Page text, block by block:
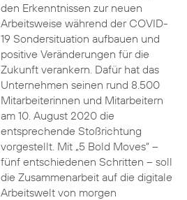
den Erkenntnissen zur neuen
Arbeitsweise während der COVID-
19 Sondersituation aufbauen und
positive Veränderungen für die
Zukunft verankern. Dafür hat das
Unternehmen seinen rund 8.500
Mitarbeiterinnen und Mitarbeitern
am 10. August 2020 die
entsprechende Stoßrichtung
vorgestellt. Mit „5 Bold Moves“ –
fünf entschiedenen Schritten – soll
die Zusammenarbeit auf die digitale
Arbeitswelt von morgen